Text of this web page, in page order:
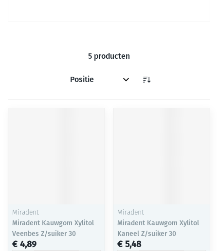
5 producten
Sorteer op:
Miradent
Miradent Kauwgom Xylitol
Veenbes Z/suiker 30
€ 4,89
Miradent
Miradent Kauwgom Xylitol
Kaneel Z/suiker 30
€ 5,48